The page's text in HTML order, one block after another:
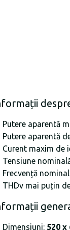
Putere aparentă
Putere aparentă
Curent maxim de
Tensiune
Frecvență
THDv mai puțin
Dimensiuni: 520 x